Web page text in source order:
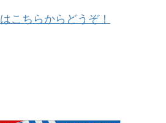
こちらからどうぞ！